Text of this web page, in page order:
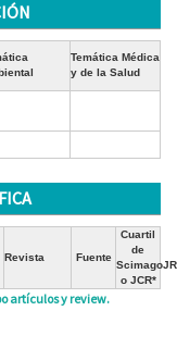
Temática Médica
y de la Salud
Revista Fuente
Cuartil
de
ScimagoJR
o JCR*
artículos y review.